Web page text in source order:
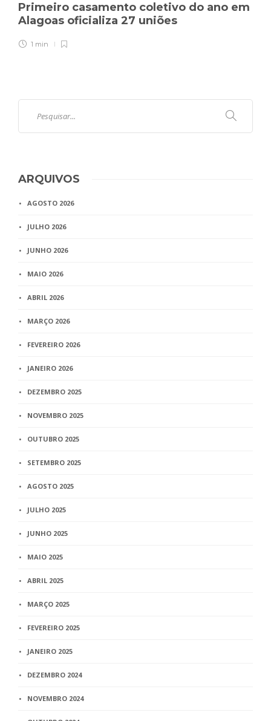
Primeiro casamento coletivo do ano em
Alagoas oficializa 27 uniões
1 min
ARQUIVOS
AGOSTO 2026
JULHO 2026
JUNHO 2026
MAIO 2026
ABRIL 2026
MARÇO 2026
FEVEREIRO 2026
JANEIRO 2026
DEZEMBRO 2025
NOVEMBRO 2025
OUTUBRO 2025
SETEMBRO 2025
AGOSTO 2025
JULHO 2025
JUNHO 2025
MAIO 2025
ABRIL 2025
MARÇO 2025
FEVEREIRO 2025
JANEIRO 2025
DEZEMBRO 2024
NOVEMBRO 2024